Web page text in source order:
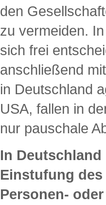
den
zu vermeiden.
sich frei
anschließend
in Deutschland
USA, fallen in
nur pauschale
In
Einstufung
Personen-